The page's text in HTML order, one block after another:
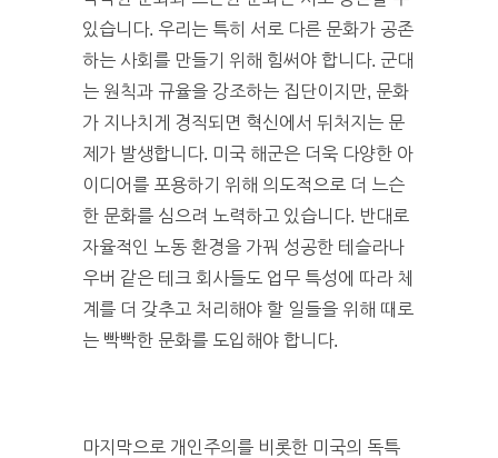
있습니다. 우리는 특히 서로 다른 문화가 공존
하는 사회를 만들기 위해 힘써야 합니다. 군대
는 원칙과 규율을 강조하는 집단이지만, 문화
가 지나치게 경직되면 혁신에서 뒤처지는 문
제가 발생합니다. 미국 해군은 더욱 다양한 아
이디어를 포용하기 위해 의도적으로 더 느슨
한 문화를 심으려 노력하고 있습니다. 반대로
자율적인 노동 환경을 가꿔 성공한 테슬라나
우버 같은 테크 회사들도 업무 특성에 따라 체
계를 더 갖추고 처리해야 할 일들을 위해 때로
는 빡빡한 문화를 도입해야 합니다.
마지막으로 개인주의를 비롯한 미국의 독특